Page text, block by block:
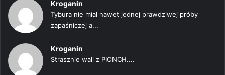
Kroganin
Tybura nie miał nawet jednej prawdziwej próby
zapaśniczej a...
Kroganin
Strasznie wali z PIONCH....